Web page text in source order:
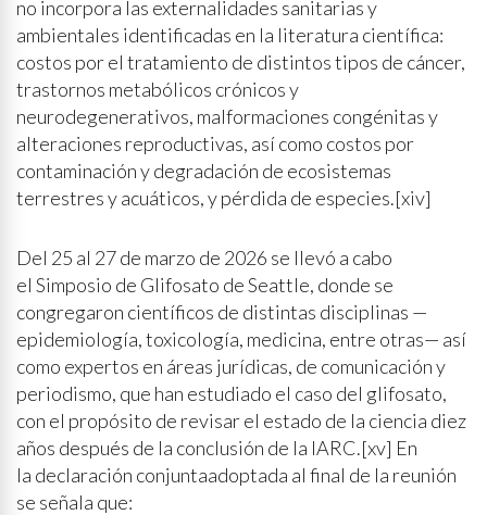
no incorpora las externalidades sanitarias y
ambientales identificadas en la literatura científica:
costos por el tratamiento de distintos tipos de cáncer,
trastornos metabólicos crónicos y
neurodegenerativos, malformaciones congénitas y
alteraciones reproductivas, así como costos por
contaminación y degradación de ecosistemas
terrestres y acuáticos, y pérdida de especies.[xiv]
Del 25 al 27 de marzo de 2026 se llevó a cabo
el Simposio de Glifosato de Seattle, donde se
congregaron científicos de distintas disciplinas —
epidemiología, toxicología, medicina, entre otras— así
como expertos en áreas jurídicas, de comunicación y
periodismo, que han estudiado el caso del glifosato,
con el propósito de revisar el estado de la ciencia diez
años después de la conclusión de la IARC.[xv] En
la declaración conjuntaadoptada al final de la reunión
se señala que: